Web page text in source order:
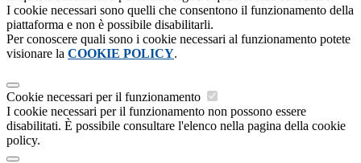
I cookie necessari sono quelli che consentono il funzionamento della
piattaforma e non è possibile disabilitarli.
Per conoscere quali sono i cookie necessari al funzionamento potete
visionare la COOKIE POLICY.
Cookie necessari per il funzionamento
I cookie necessari per il funzionamento non possono essere
disabilitati. È possibile consultare l'elenco nella pagina della cookie
policy.